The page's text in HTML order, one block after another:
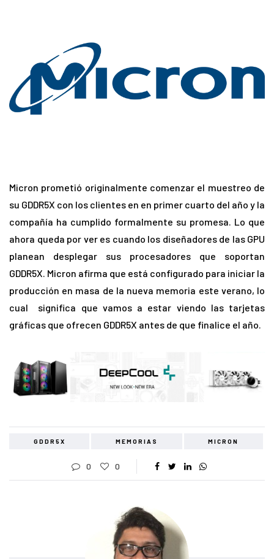
Micron prometió originalmente comenzar el muestreo de
su GDDR5X con los clientes en en primer cuarto del año y la
compañía ha cumplido formalmente su promesa. Lo que
ahora queda por ver es cuando los diseñadores de las GPU
planean desplegar sus procesadores que soportan
GDDR5X. Micron afirma que está configurado para iniciar la
producción en masa de la nueva memoria este verano, lo
cual significa que vamos a estar viendo las tarjetas
gráficas que ofrecen GDDR5X antes de que finalice el año.
GDDR5X MEMORIAS MICRON
0 0